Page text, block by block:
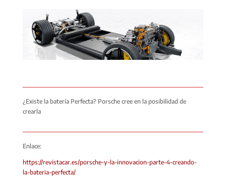
¿Existe la batería Perfecta? Porsche cree en la posibilidad de
crearla
Enlace:
https://revistacar.es/porsche-y-la-innovacion-parte-4-creando-
la-bateria-perfecta/